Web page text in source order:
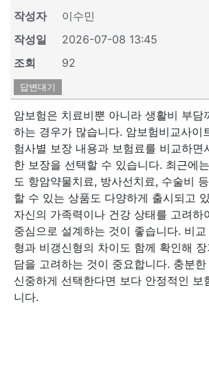
작성자
이수민
작성일
2026-07-08 13:45
조회
92
답변대기
암보험은 치료비뿐 아니라 생활비 부담
하는 경우가 많습니다. 암보험비교사이
험사별 보장 내용과 보험료를 비교하면
한 보장을 선택할 수 있습니다. 최근에
도 항암약물치료, 방사선치료, 수술비
할 수 있는 상품도 다양하게 출시되고
자신의 가족력이나 건강 상태를 고려하
중심으로 설계하는 것이 좋습니다. 비
형과 비갱신형의 차이도 함께 확인해
담을 고려하는 것이 중요합니다. 충분
신중하게 선택한다면 보다 안정적인 보
니다.